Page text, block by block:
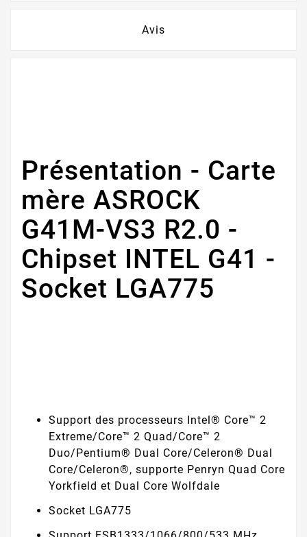
Avis
Présentation - Carte
mère ASROCK
G41M-VS3 R2.0 -
Chipset INTEL G41 -
Socket LGA775
Support des processeurs Intel® Core™ 2
Extreme/Core™ 2 Quad/Core™ 2
Duo/Pentium® Dual Core/Celeron® Dual
Core/Celeron®, supporte Penryn Quad Core
Yorkfield et Dual Core Wolfdale
Socket LGA775